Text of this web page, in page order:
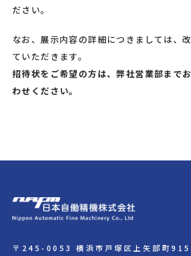
ださい。
なお、展示内容の詳細につきましては、
ていただきます。
招待状をご希望の方は、弊社営業部まで
わせください。
〒245-0053 横浜市戸塚区上矢部町915